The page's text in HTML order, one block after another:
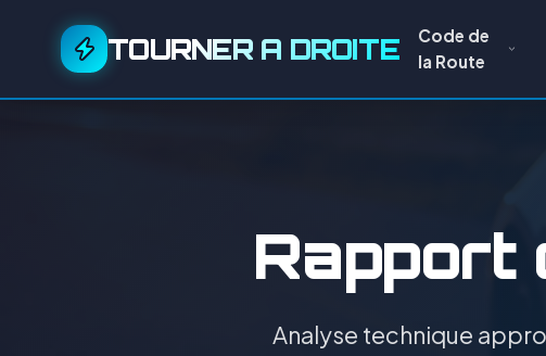
TOURNER A DROITE
Code de
la Route
Rapport
Analyse technique